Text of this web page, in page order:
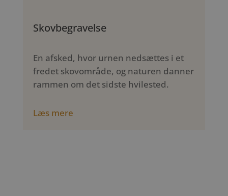
Skovbegravelse
En afsked, hvor urnen nedsættes i et
fredet skovområde, og naturen danner
rammen om det sidste hvilested.
Læs mere